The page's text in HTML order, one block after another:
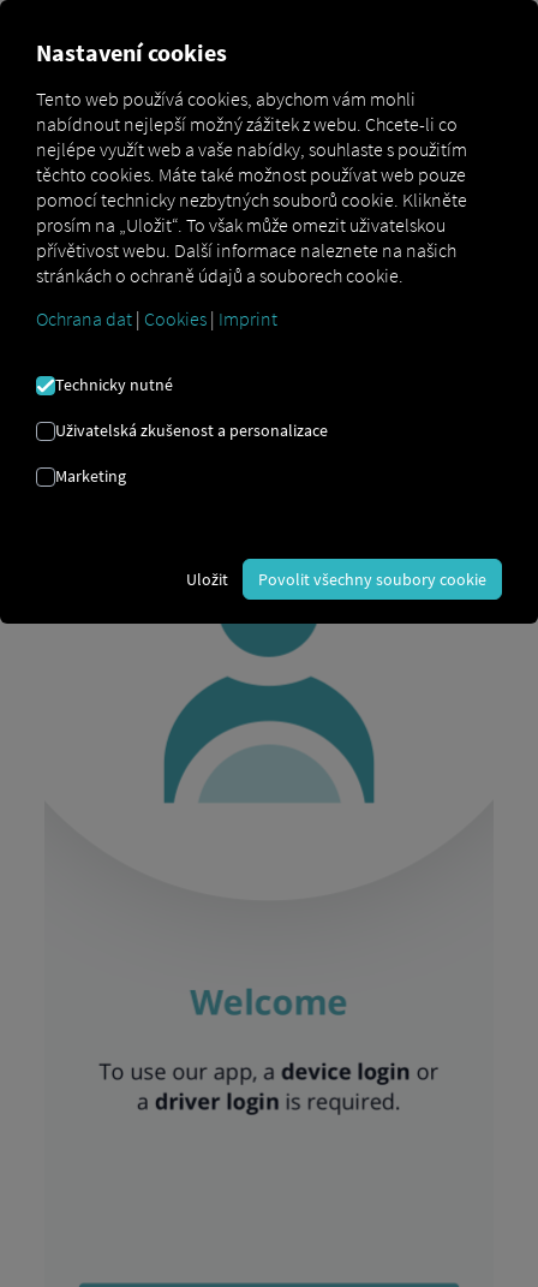
Důležité informace pro Order
Communication Zákazníci
Přihlašovací údaje řidiče pro Pocket Driver
Aplikace je k dispozici výhradně zákazníkům
našeho systému správy obsahu Cartright. Ptáme
se všech Order Communication Zákazníci by měli
používat přihlášení k zařízení. Funkce přihlášení
řidiče bude k dispozici později.
Nastavení cookies
Tento web používá cookies, abychom vám mohli
nabídnout nejlepší možný zážitek z webu. Chcete-li co
nejlépe využít web a vaše nabídky, souhlaste s použitím
těchto cookies. Máte také možnost používat web pouze
pomocí technicky nezbytných souborů cookie. Klikněte
prosím na „Uložit“. To však může omezit uživatelskou
přívětivost webu. Další informace naleznete na našich
stránkách o ochraně údajů a souborech cookie.
Ochrana dat | Cookies | Imprint
Technicky nutné
Uživatelská zkušenost a personalizace
Marketing
Uložit Povolit všechny soubory cookie